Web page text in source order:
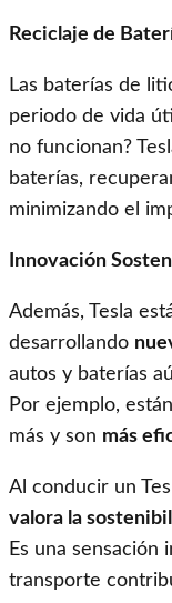
Reciclaje de
Las baterías de
periodo de vida
no funcionan?
baterías,
minimizando el
Innovación
Además, Tesla
desarrollando
autos y baterías
Por ejemplo,
más y son más
Al conducir un
valora la
Es una
transporte